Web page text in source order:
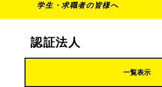
学生・求職者の皆様へ
認証法人
一覧表示